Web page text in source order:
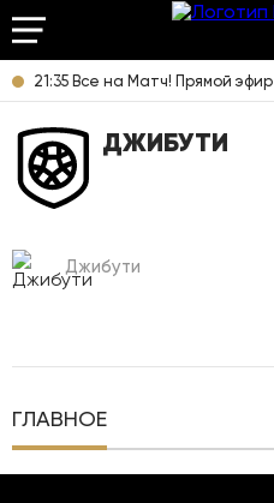
21:35 Все на Матч! Прямой эфир
ДЖИБУТИ
Джибути
ГЛАВНОЕ